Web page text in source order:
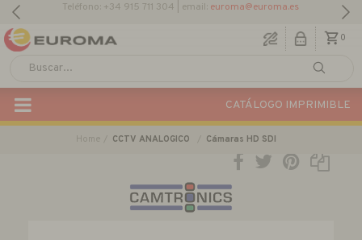
0
CATÁLOGO IMPRIMIBLE
Home CCTV ANALOGICO Cámaras HD SDI